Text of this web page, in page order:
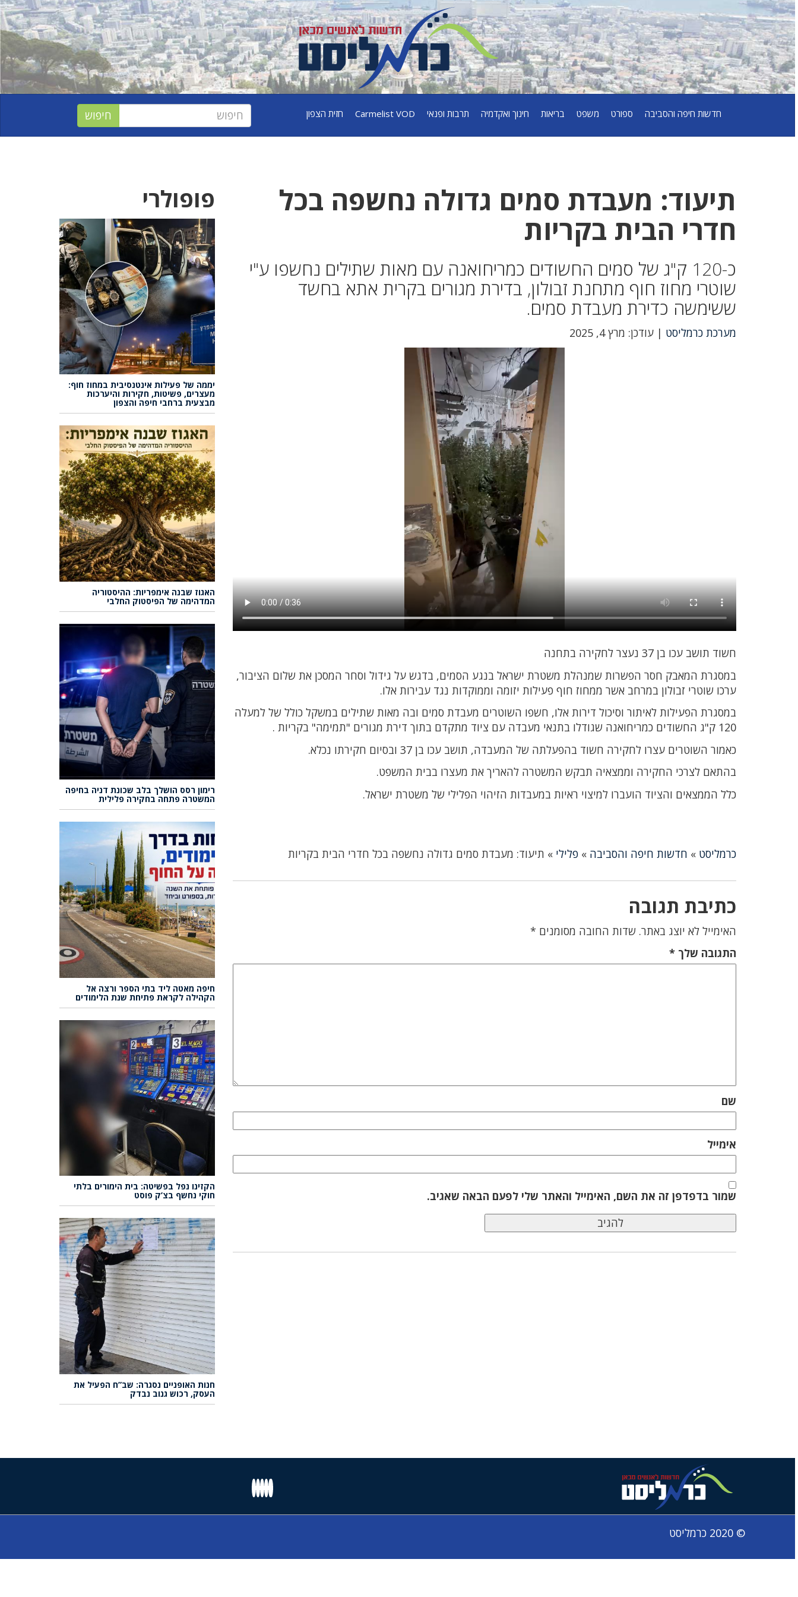
חדשות חיפה והסביבה ספורט משפט בריאות חינוך ואקדמיה תרבות ופנאי Carmelist VOD חזית הצפון
תיעוד: מעבדת סמים גדולה נחשפה בכל
חדרי הבית בקריות
כ-120 ק"ג של סמים החשודים כמריחואנה עם מאות שתילים נחשפו ע"י
שוטרי מחוז חוף מתחנת זבולון, בדירת מגורים בקרית אתא בחשד
ששימשה כדירת מעבדת סמים.
מערכת כרמליסט | עודכן: מרץ 4, 2025
חשוד תושב עכו בן 37 נעצר לחקירה בתחנה
במסגרת המאבק חסר הפשרות שמנהלת משטרת ישראל בנגע הסמים, בדגש על גידול וסחר המסכן את שלום הציבור,
ערכו שוטרי זבולון במרחב אשר ממחוז חוף פעילות יזומה וממוקדות נגד עבירות אלו.
במסגרת הפעילות לאיתור וסיכול דירות אלו, חשפו השוטרים מעבדת סמים ובה מאות שתילים במשקל כולל של למעלה
120 ק"ג החשודים כמריחואנה שגודלו בתנאי מעבדה עם ציוד מתקדם בתוך דירת מגורים "תמימה" בקריות .
כאמור השוטרים עצרו לחקירה חשוד בהפעלתה של המעבדה, תושב עכו בן 37 ובסיום חקירתו נכלא.
בהתאם לצרכי החקירה וממצאיה תבקש המשטרה להאריך את מעצרו בבית המשפט.
כלל הממצאים והציוד הועברו למיצוי ראיות במעבדות הזיהוי הפלילי של משטרת ישראל.
כרמליסט » חדשות חיפה והסביבה »פלילי » תיעוד: מעבדת סמים גדולה נחשפה בכל חדרי הבית בקריות
כתיבת תגובה
האימייל לא יוצג באתר. שדות החובה מסומנים *
התגובה שלך*
שם
אימייל
שמור בדפדפן זה את השם, האימייל והאתר שלי לפעם הבאה שאגיב.
פופולרי
יממה של פעילות אינטנסיבית במחוז חוף:
מעצרים, פשיטות, חקירות והיערכות
מבצעית ברחבי חיפה והצפון
האגוז שבנה אימפריות: ההיסטוריה
המדהימה של הפיסטוק החלבי
רימון רסס הושלך בלב שכונת דניה בחיפה
המשטרה פתחה בחקירה פלילית
חיפה מאטה ליד בתי הספר ורצה אל
הקהילה לקראת פתיחת שנת הלימודים
הקזינו נפל בפשיטה: בית הימורים בלתי
חוקי נחשף בצ’ק פוסט
חנות האופניים נסגרה: שב”ח הפעיל את
העסק, רכוש גנוב נבדק
© 2020 כרמליסט